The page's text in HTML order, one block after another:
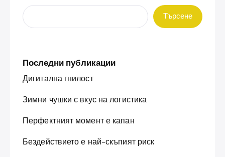
Търсене
Последни публикации
Дигитална гнилост
Зимни чушки с вкус на логистика
Перфектният момент е капан
Бездействието е най-скъпият риск